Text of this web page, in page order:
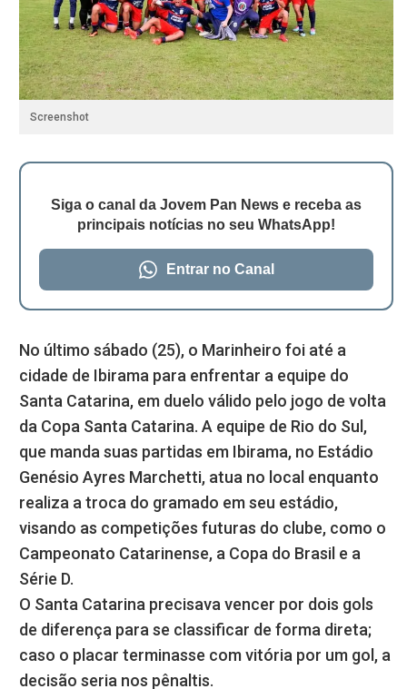
Screenshot
Siga o canal da Jovem Pan News e receba as
principais notícias no seu WhatsApp!
Entrar no Canal
No último sábado (25), o Marinheiro foi até a
cidade de Ibirama para enfrentar a equipe do
Santa Catarina, em duelo válido pelo jogo de volta
da Copa Santa Catarina. A equipe de Rio do Sul,
que manda suas partidas em Ibirama, no Estádio
Genésio Ayres Marchetti, atua no local enquanto
realiza a troca do gramado em seu estádio,
visando as competições futuras do clube, como o
Campeonato Catarinense, a Copa do Brasil e a
Série D.
O Santa Catarina precisava vencer por dois gols
de diferença para se classificar de forma direta;
caso o placar terminasse com vitória por um gol, a
decisão seria nos pênaltis.